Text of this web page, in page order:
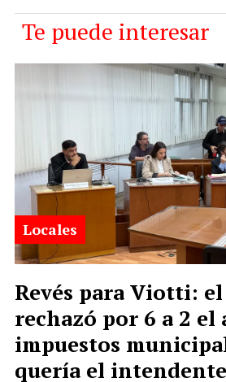
Te puede interesar
Revés para Viotti:
rechazó por 6 a 2 el
impuestos
quería el intendente
Locales